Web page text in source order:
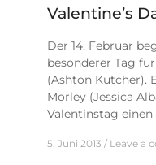
Valentine’s
Der 14. Februar
besonderer Tag
(Ashton Kutcher).
Morley (Jessica
Valentinstag
5. Juni 2013 Leave a